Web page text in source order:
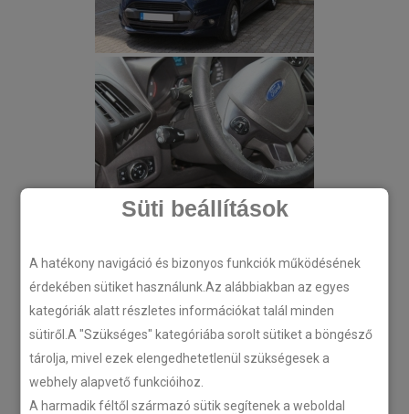
Süti beállítások
A hatékony navigáció és bizonyos funkciók működésének
érdekében sütiket használunk.Az alábbiakban az egyes
kategóriák alatt részletes információkat talál minden
sütiről.A "Szükséges" kategóriába sorolt sütiket a böngésző
tárolja, mivel ezek elengedhetetlenül szükségesek a
webhely alapvető funkcióihoz.
A harmadik féltől származó sütik segítenek a weboldal